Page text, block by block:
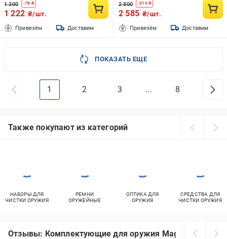
1 300 -78 ₴
1 222 ₴/шт.
Привезём Доставим
2 800 -215₴
2 585 ₴/шт.
Привезём Доставим
ПОКАЗАТЬ ЕЩЕ
1 2 3 ... 8
Также покупают из категорий
НАБОРЫ ДЛЯ
ЧИСТКИ ОРУЖИЯ
РЕМНИ
ОРУЖЕЙНЫЕ
ОПТИКА ДЛЯ
ОРУЖИЯ
СРЕДСТВА ДЛЯ
ЧИСТКИ ОРУЖИЯ
Отзывы: Комплектующие для оружия Magpul